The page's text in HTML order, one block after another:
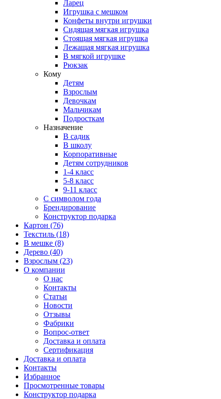
Ларец
Игрушка с мешком
Конфеты внутри игрушки
Сидящая мягкая игрушка
Стоящая мягкая игрушка
Лежащая мягкая игрушка
В мягкой игрушке
Рюкзак
Кому
Детям
Взрослым
Девочкам
Мальчикам
Подросткам
Назначение
В садик
В школу
Корпоративные
Детям сотрудников
1-4 класс
5-8 класс
9-11 класс
С символом года
Брендирование
Конструктор подарка
Картон (76)
Текстиль (18)
В мешке (8)
Дерево (40)
Взрослым (23)
О компании
О нас
Контакты
Статьи
Новости
Отзывы
Фабрики
Вопрос-ответ
Доставка и оплата
Сертификация
Доставка и оплата
Контакты
Избранное
Просмотренные товары
Конструктор подарка